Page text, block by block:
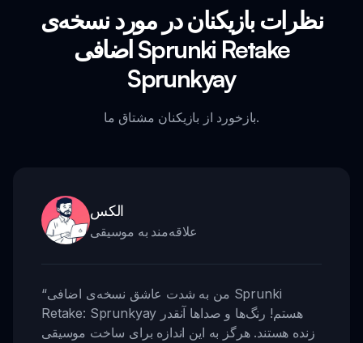
نظرات بازیکنان در مورد نسخه‌ی
اضافی Sprunki Retake
Sprunkyay
بازخورد از بازیکنان مشتاق ما.
الکس
علاقه‌مند به موسیقی
“من به شدت عاشق نسخه‌ی اضافی Sprunki
Retake: Sprunkyay هستم! رنگ‌ها و صداها آنقدر
زنده هستند. هرگز به این اندازه برای ساخت موسیقی